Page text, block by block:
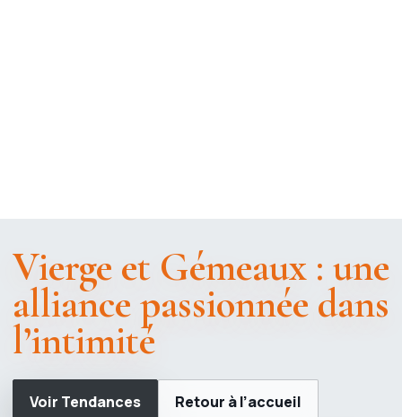
Vierge et Gémeaux : une
alliance passionnée dans
l’intimité
Voir Tendances Retour à l’accueil